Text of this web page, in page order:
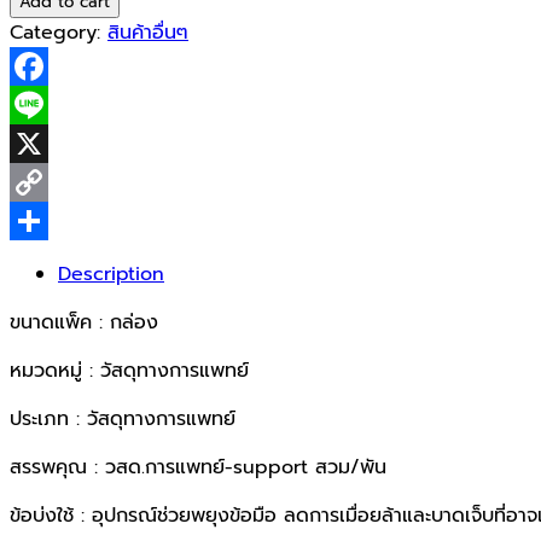
Wrist
L
(พยุง
ข้อ
มือ
ชนิด
สวม)
quantity
Category: สินค้าอื่นๆ
Facebook
Line
X
Copy
ShareDescription
ขนาดแพ็ค : กล่อง
หมวดหมู่ : วัสดุทางการแพทย์
ประเภท : วัสดุทางการแพทย์
สรรพคุณ : วสด.การแพทย์-support สวม/พัน
ข้อบ่งใช้ : อุปกรณ์ช่วยพยุงข้อมือ ลดการเมื่อยล้าและบาดเจ็บที่อาจ